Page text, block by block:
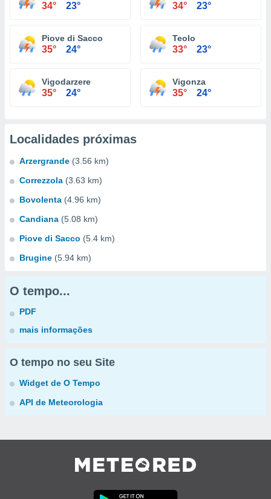
34° 23° 34° 23°
Piove di Sacco
35° 24°
Teolo
33° 23°
Vigodarzere
35° 24°
Vigonza
35° 24°
Localidades próximas
Arzergrande (3.56 km)
Correzzola (3.63 km)
Bovolenta (4.96 km)
Candiana (5.08 km)
Piove di Sacco (5.4 km)
Brugine (5.94 km)
O tempo...
PDF
mais informações
O tempo no seu Site
Widget de O Tempo
API de Meteorologia